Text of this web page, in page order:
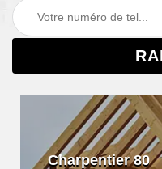
Charpentier 80